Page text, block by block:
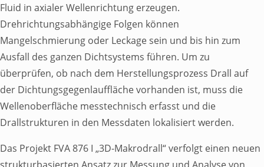
Fluid in axialer Wellenrichtung erzeugen.
Drehrichtungsabhängige Folgen können
Mangelschmierung oder Leckage sein und bis hin zum
Ausfall des ganzen Dichtsystems führen. Um zu
überprüfen, ob nach dem Herstellungsprozess Drall auf
der Dichtungsgegenlauffläche vorhanden ist, muss die
Wellenoberfläche messtechnisch erfasst und die
Drallstrukturen in den Messdaten lokalisiert werden.
Das Projekt FVA 876 I „3D-Makrodrall“ verfolgt einen neuen
Mitglieder
Toggle Submenu
Karte
Forschungspartner
Fördergeber